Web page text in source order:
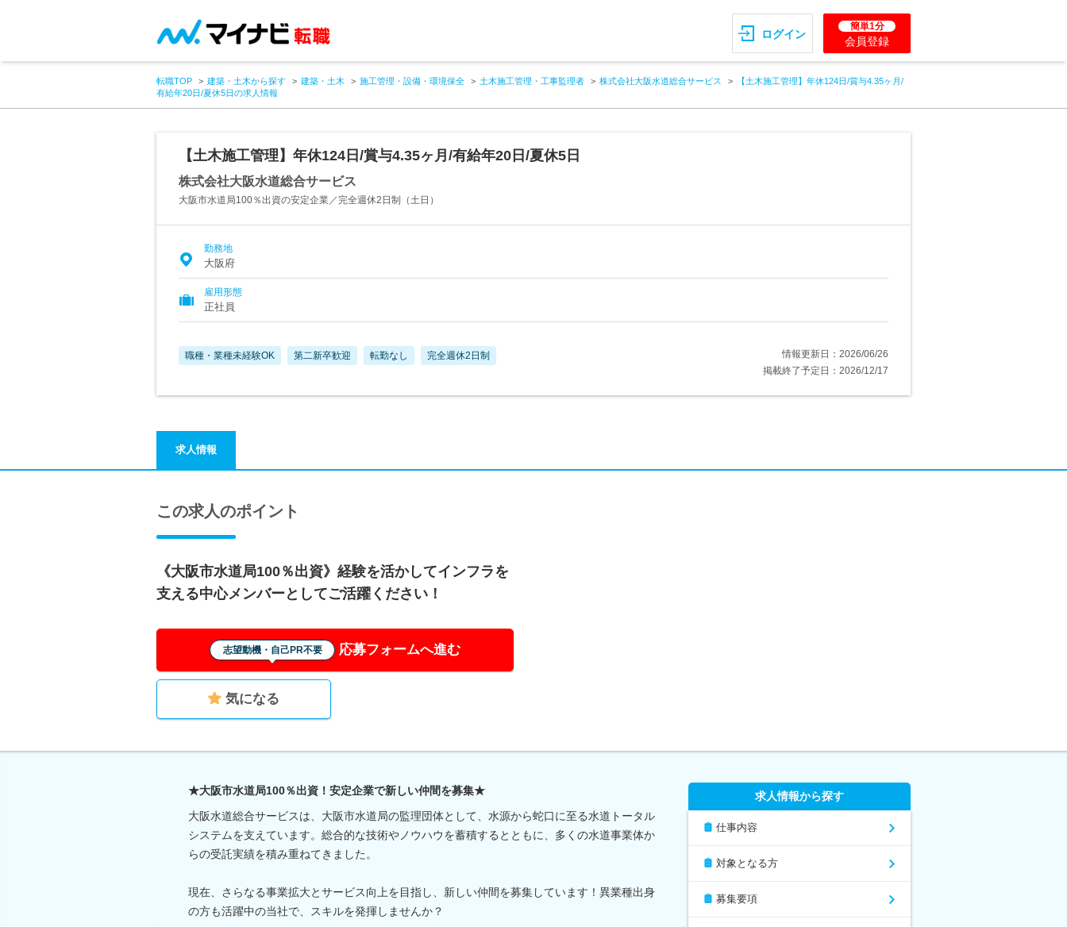
ログイン
簡単1分
会員登録
転職TOP 建築・土木から探す 建築・土木 施工管理・設備・環境保全 土木施工管理・工事監理者 株式会社大阪水道総合サービス
【土木施工管理】年休124日/賞与4.35ヶ月/
有給年20日/夏休5日の求人情報
【土木施工管理】年休124日/賞与4.35ヶ月/有給年20日/夏休5日
株式会社大阪水道総合サービス
大阪市水道局100％出資の安定企業／完全週休2日制（土日）
勤務地
大阪府
雇用形態
正社員
職種・業種未経験OK 第二新卒歓迎 転勤なし 完全週休2日制
情報更新日：2026/06/26
掲載終了予定日：2026/12/17
求人情報
この求人のポイント
《大阪市水道局100％出資》経験を活かしてインフラを
支える中心メンバーとしてご活躍ください！
志望動機・自己PR不要 応募フォームへ進む
気になる
★大阪市水道局100％出資！安定企業で新しい仲間を募集★
大阪水道総合サービスは、大阪市水道局の監理団体として、水源から蛇口に至る水道トータル
システムを支えています。総合的な技術やノウハウを蓄積するとともに、多くの水道事業体か
らの受託実績を積み重ねてきました。
現在、さらなる事業拡大とサービス向上を目指し、新しい仲間を募集しています！異業種出身
の方も活躍中の当社で、スキルを発揮しませんか？
求人情報から探す
仕事内容
対象となる方
募集要項